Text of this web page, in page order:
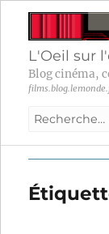
L'Oeil sur
Blog cinéma,
Recherche
: